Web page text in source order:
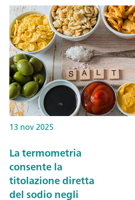
13 nov 2025
La termometria
consente la
titolazione diretta
del sodio negli